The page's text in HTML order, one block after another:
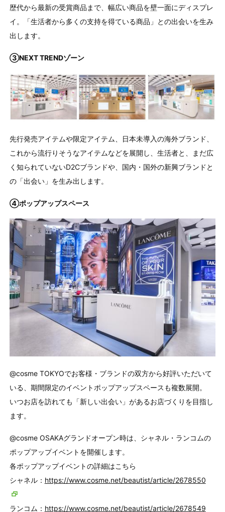
歴代から最新の受賞商品まで、幅広い商品を壁一面にディスプレ
イ。「生活者から多くの支持を得ている商品」との出会いを生み
出します。
③NEXT TRENDゾーン
先行発売アイテムや限定アイテム、日本未導入の海外ブランド、
これから流行りそうなアイテムなどを展開し、生活者と、まだ広
く知られていないD2Cブランドや、国内・国外の新興ブランドと
の「出会い」を生み出します。
④ポップアップスペース
@cosme TOKYOでお客様・ブランドの双方から好評いただいて
いる、期間限定のイベントポップアップスペースも複数展開。
いつお店を訪れても「新しい出会い」があるお店づくりを目指し
ます。
@cosme OSAKAグランドオープン時は、シャネル・ランコムの
ポップアップイベントを開催します。
各ポップアップイベントの詳細はこちら
シャネル： https://www.cosme.net/beautist/article/2678550
ランコム： https://www.cosme.net/beautist/article/2678549